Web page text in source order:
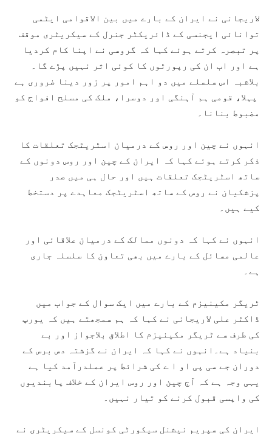
لاریجانی نے ایران کے بارے میں بین الاقوامی ایٹمی
توانائی ایجنسی کے ڈائریکٹر جنرل کے سیکریٹری موقف
پر تبصرہ کرتے ہوئے کہا کہ گروسی نے اپنا کام کردیا
ہے اور اب ان کی رپورٹوں کا کوئی اثر نہیں پڑے گا۔
بلاشبہ اس سلسلے میں دو اہم امور پر زور دینا ضروری ہے
پہلا، قومی ہم آہنگی اور دوسرا، ملک کی مسلح افواج کو
مضبوط بنانا۔
انہوں نے چین اور روس کے درمیان اسٹریٹجک تعلقات کا
ذکر کرتے ہوئے کہا کہ ایران کے چین اور روس دونوں کے
ساتھ اسٹریٹجک تعلقات ہیں اور حال ہی میں صدر
پزشکیان نے روس کے ساتھ اسٹریٹجک معاہدے پر دستخط
کیے ہیں۔
انہوں نے کہا کہ دونوں ممالک کے درمیان علاقائی اور
عالمی مسائل کے بارے میں بھی تعاون کا سلسلہ جاری
ہے۔
ٹریگر مکینیزم کے بارے میں ایک سوال کے جواب میں
ڈاکٹر علی لاریجانی نے کہا کہ ہم سمجھتے ہیں کہ یورپ
کی طرف سے ٹریگر مکینیزم کا اطلاق بلاجواز اور بے
بنیاد ہے۔انہوں نے کہا کہ ایران نے گزشتہ دس برس کے
دوران جے سی پی او ا ے کی شرائط پر عملدرآمد کیا ہے
یہی وجہ ہے کہ آج چین اور روس ایران کے خلاف پابندیوں
کی واپسی قبول کرنے کو تیار نہیں۔
ایران کی سپریم نیشنل سیکورٹی کونسل کے سیکریٹری نے